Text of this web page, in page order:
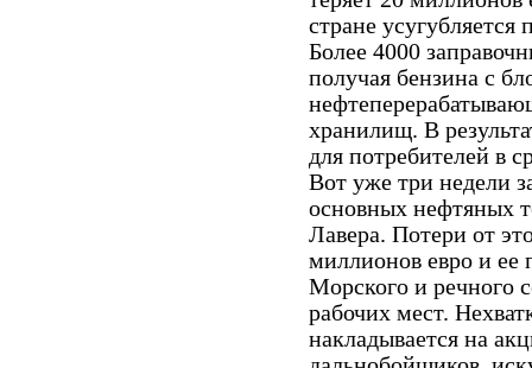
стране
Более 4000
получая бензина с
хранилищ. В
для потребителей в
Вот уже три недели
основных нефтяных
Лавера. Потери от
миллионов евро и
Морского и речного
рабочих мест.
накладывается на